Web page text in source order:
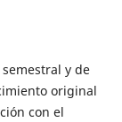
y de
original
con el